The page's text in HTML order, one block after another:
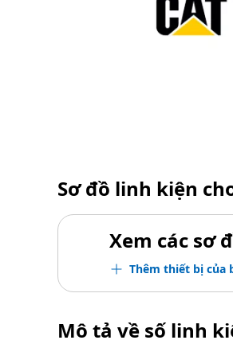
Sơ đồ linh kiện
Xem các sơ
Thêm thiết bị của
Mô tả về số linh